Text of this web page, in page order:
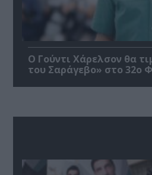
Ο Γούντι Χάρελσον θα
του Σαράγεβο» στο 32ο